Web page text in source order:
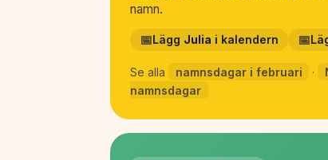
namn.
📅Lägg Julia i kalendern 📅
Se alla namnsdagar i februari ·
namnsdagar